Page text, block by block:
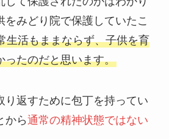
をみどり院で保護していたこ
生活もままならず、子供を育
ったのだと思います。
り返すために包丁を持ってい
から通常の精神状態ではない